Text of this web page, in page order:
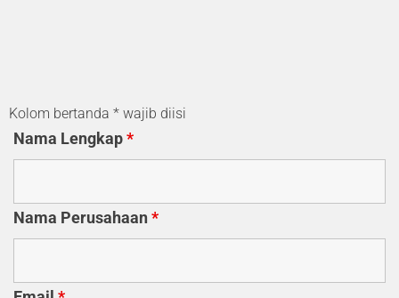
Kolom bertanda * wajib diisi
Nama Lengkap*
Nama Perusahaan*